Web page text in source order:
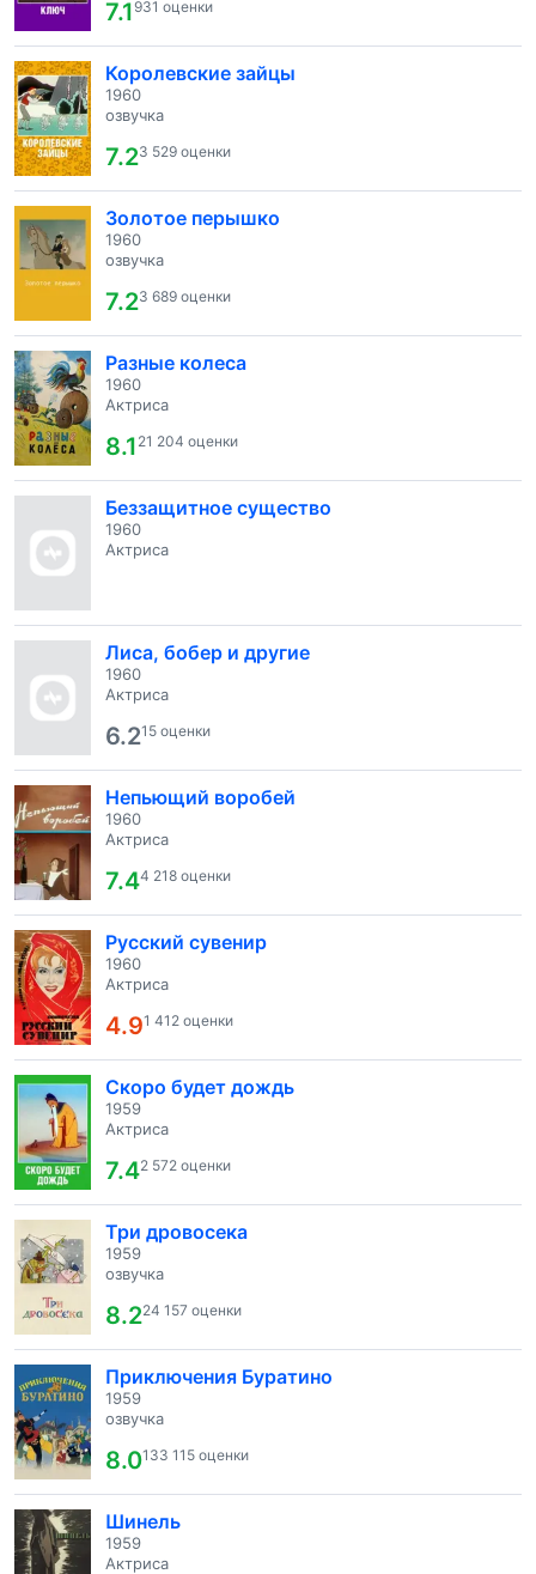
7.1931 оценки
Королевские зайцы
1960
озвучка
7.23 529 оценки
Золотое перышко
1960
озвучка
7.23 689 оценки
Разные колеса
1960
Актриса
8.1 21 204 оценки
Беззащитное существо
1960
Актриса
Лиса, бобер и другие
1960
Актриса
6.215 оценки
Непьющий воробей
1960
Актриса
7.44 218 оценки
Русский сувенир
1960
Актриса
4.91 412 оценки
Скоро будет дождь
1959
Актриса
7.42 572 оценки
Три дровосека
1959
озвучка
8.224 157 оценки
Приключения Буратино
1959
озвучка
8.0133 115 оценки
Шинель
1959
Актриса